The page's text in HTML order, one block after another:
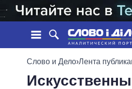
НОВОСТИ
ЛЕНТА
ОБЕЩАНИЯ
Слово и Дело›Лента